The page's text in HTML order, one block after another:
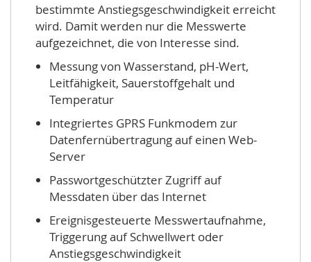
bestimmte Anstiegsgeschwindigkeit erreicht
wird. Damit werden nur die Messwerte
aufgezeichnet, die von Interesse sind.
Messung von Wasserstand, pH-Wert,
Leitfähigkeit, Sauerstoffgehalt und
Temperatur
Integriertes GPRS Funkmodem zur
Datenfernübertragung auf einen Web-
Server
Passwortgeschützter Zugriff auf
Messdaten über das Internet
Ereignisgesteuerte Messwertaufnahme,
Triggerung auf Schwellwert oder
Anstiegsgeschwindigkeit